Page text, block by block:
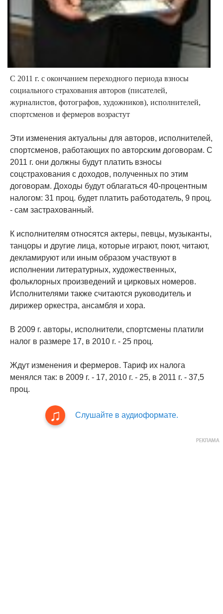
С 2011 г. с окончанием переходного периода взносы
социального страхования авторов (писателей,
журналистов, фотографов, художников), исполнителей,
спортсменов и фермеров возрастут
Эти изменения актуальны для авторов, исполнителей,
спортсменов, работающих по авторским договорам. С
2011 г. они должны будут платить взносы
соцстрахования с доходов, полученных по этим
договорам. Доходы будут облагаться 40-процентным
налогом: 31 проц. будет платить работодатель, 9 проц.
- сам застрахованный.
К исполнителям относятся актеры, певцы, музыканты,
танцоры и другие лица, которые играют, поют, читают,
декламируют или иным образом участвуют в
исполнении литературных, художественных,
фольклорных произведений и цирковых номеров.
Исполнителями также считаются руководитель и
дирижер оркестра, ансамбля и хора.
В 2009 г. авторы, исполнители, спортсмены платили
налог в размере 17, в 2010 г. - 25 проц.
Ждут изменения и фермеров. Тариф их налога
менялся так: в 2009 г. - 17, 2010 г. - 25, в 2011 г. - 37,5
проц.
Слушайте в аудиоформате.